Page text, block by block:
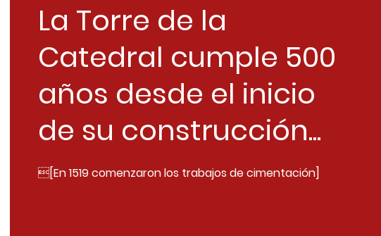
La Torre de la
Catedral cumple 500
años desde el inicio
de su construcción...
[En 1519 comenzaron los trabajos de cimentación]